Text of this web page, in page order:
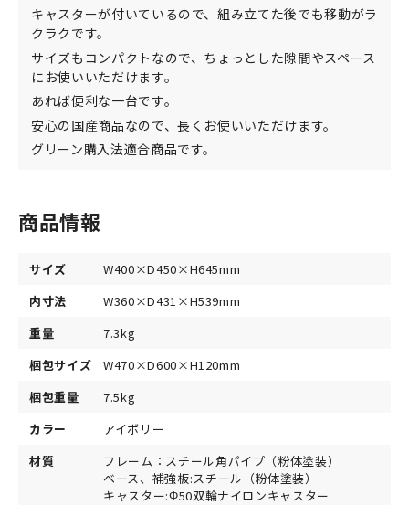
キャスターが付いているので、組み立てた後でも移動がラ
クラクです。
サイズもコンパクトなので、ちょっとした隙間やスペース
にお使いいただけます。
あれば便利な一台です。
安心の国産商品なので、長くお使いいただけます。
グリーン購入法適合商品です。
商品情報
サイズ
W400×D450×H645mm
内寸法
W360×D431×H539mm
重量
7.3kg
梱包サイズ
W470×D600×H120mm
梱包重量
7.5kg
カラー
アイボリー
材質
フレーム：スチール角パイプ（粉体塗装）
ベース、補強板:スチール（粉体塗装）
キャスター:Φ50双輪ナイロンキャスター